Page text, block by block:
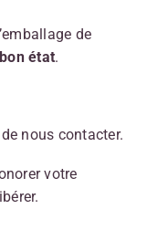
de
bon état.
nous contacter.
votre